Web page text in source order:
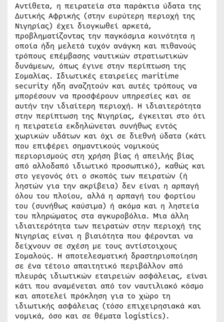
Αντίθετα, η πειρατεία στα παράκτια ύδατα της
Δυτικής Αφρικής (στην ευρύτερη περιοχή της
Νιγηρίας) έχει διογκωθεί αρκετά,
προβληματίζοντας την παγκόσμια κοινότητα η
οποία ήδη μελετά τυχόν ανάγκη και πιθανούς
τρόπους επέμβασης ναυτικών στρατιωτικών
δυνάμεων, όπως έγινε στην περίπτωση της
Σομαλίας. Ιδιωτικές εταιρείες maritime
security ήδη αναζητούν και αυτές τρόπους να
μπορέσουν να προσφέρουν υπηρεσίες και σε
αυτήν την ιδιαίτερη περιοχή. Η ιδιαιτερότητα
στην περίπτωση της Νιγηρίας, έγκειται στο ότι
η πειρατεία εκδηλώνεται συνήθως εντός
χωρικών υδάτων και όχι σε διεθνή ύδατα (κάτι
που επιφέρει σημαντικούς νομικούς
περιορισμούς στη χρήση βίας ή απειλής βίας
από αλλοδαπό ιδιωτικό προσωπικό), καθώς και
στο γεγονός ότι ο σκοπός των πειρατών (ή
ληστών για την ακρίβεια) δεν είναι η αρπαγή
όλου του πλοίου, αλλά η αρπαγή του φορτίου
του (συνήθως καύσιμα) ή ακόμα και η ληστεία
του πληρώματος στα αγκυροβόλια. Μια άλλη
ιδιαιτερότητα των πειρατών στην περιοχή της
Νιγηρίας είναι η βιαιότητα που φέρονται να
δείχνουν σε σχέση με τους αντίστοιχους
Σομαλούς. Η αποτελεσματική δραστηριοποίηση
σε ένα τέτοιο απαιτητικό περιβάλλον από
πλευράς ιδιωτικών εταιρειών ασφάλειας, είναι
κάτι που αναμένεται από τον ναυτιλιακό κόσμο
και αποτελεί πρόκληση για το χώρο τη
ιδιωτικής ασφάλειας (τόσο επιχειρησιακά και
νομικά, όσο και σε θέματα logistics).